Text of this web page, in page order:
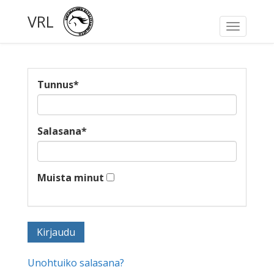
Toggle
VRL
Tunnus*
Salasana*
Muista minut
Unohtuiko salasana?